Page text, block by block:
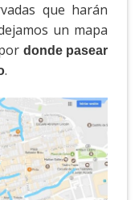
que harán
un mapa
donde pasear
.